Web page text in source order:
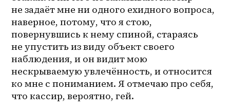
не задаёт мне ни одного ехидного вопроса,
наверное, потому, что я стою,
повернувшись к нему спиной, стараясь
не упустить из виду объект своего
наблюдения, и он видит мою
нескрываемую увлечённость, и относится
ко мне с пониманием. Я отмечаю про себя,
что кассир, вероятно, гей.